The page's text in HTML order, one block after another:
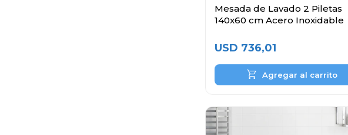
Mesada de Lavado 2 Piletas
140x60 cm Acero Inoxidable
USD 736,01